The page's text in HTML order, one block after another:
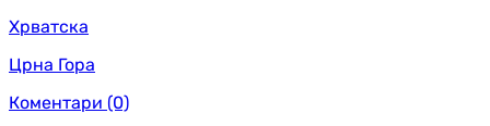
Хрватска
Црна Гора
Коментари (0)